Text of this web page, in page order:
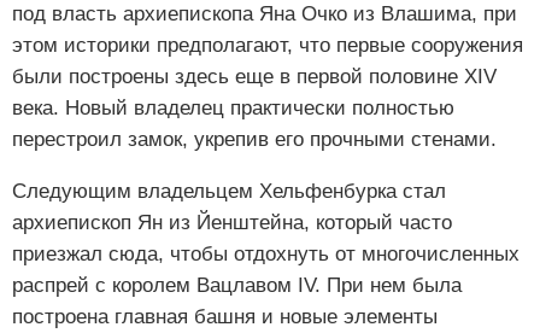
под власть архиепископа Яна Очко из Влашима, при
этом историки предполагают, что первые сооружения
были построены здесь еще в первой половине XIV
века. Новый владелец практически полностью
перестроил замок, укрепив его прочными стенами.
Следующим владельцем Хельфенбурка стал
архиепископ Ян из Йенштейна, который часто
приезжал сюда, чтобы отдохнуть от многочисленных
распрей с королем Вацлавом IV. При нем была
построена главная башня и новые элементы